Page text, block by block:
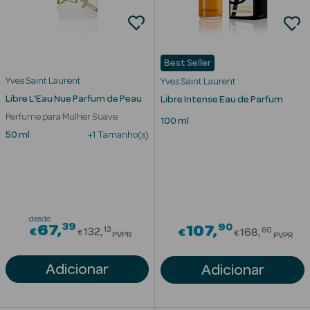
Cicatrizantes
Depilatórios
Mãos
Pés
Yves Saint Laurent
Libre L'Eau Nue Parfum de Peau
Perfume para Mulher Suave
50 ml
+1 Tamanho(s)
desde
€67 39Price reduced from
€132 13
PVPR
Adicionar
Best Seller
Yves Saint Laurent
Libre Intense Eau de Parfum
100 ml
€107 90Price
€168 60
PVPR
Adicionar